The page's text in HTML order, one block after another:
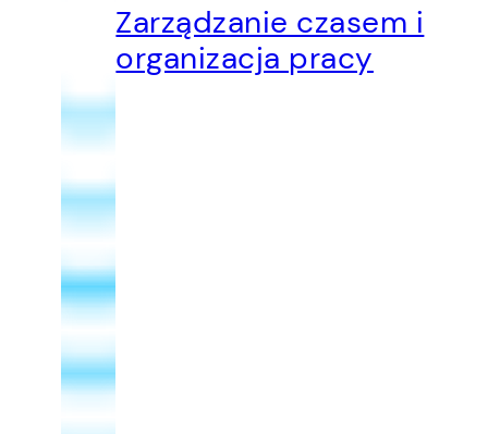
Zarządzanie czasem i
organizacja pracy